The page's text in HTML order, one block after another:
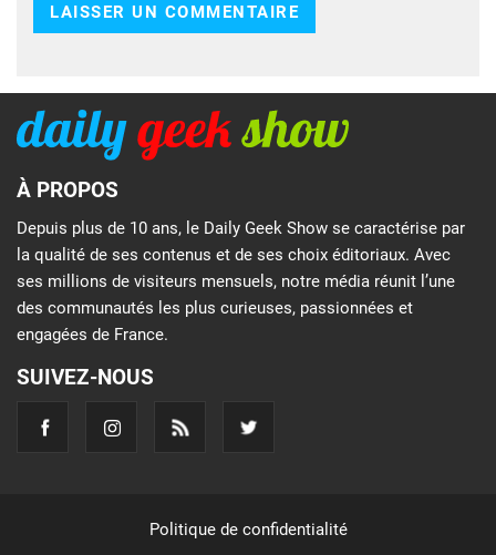
À PROPOS
Depuis plus de 10 ans, le Daily Geek Show se caractérise par
la qualité de ses contenus et de ses choix éditoriaux. Avec
ses millions de visiteurs mensuels, notre média réunit l’une
des communautés les plus curieuses, passionnées et
engagées de France.
SUIVEZ-NOUS
Politique de confidentialité